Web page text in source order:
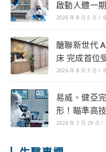
啟動人體一
2026 年 8 月 5 日 /
醣聯新世代
床 完成首位
2026 年 8 月 3 日 /
易威、健亞
形！瞄準高
2026 年 7 月 29 日 /